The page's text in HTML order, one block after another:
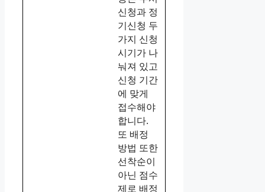
신청과 정
기신청 두
가지 신청
시기가 나
눠져 있고
신청 기간
에 맞게
접수해야
합니다.
또 배정
방법 또한
선착순이
아닌 점수
제로 배정